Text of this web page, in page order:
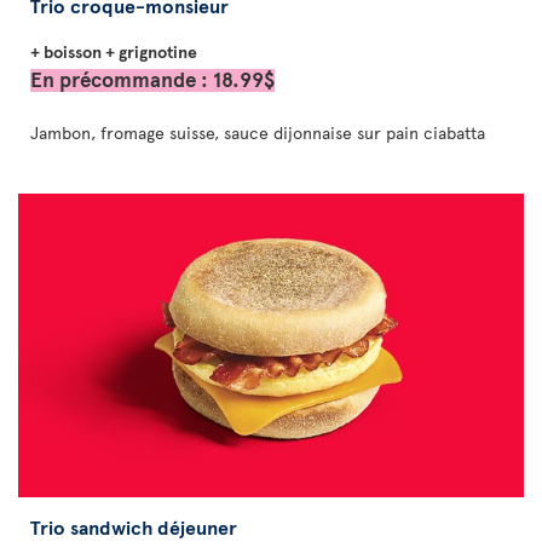
+ boisson + grignotine
En précommande : 18.99$
Jambon, fromage suisse, sauce dijonnaise sur pain ciabatta
Trio sandwich déjeuner